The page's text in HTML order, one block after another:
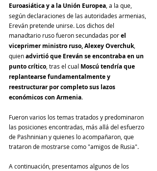
Euroasiática y a la Unión Europea , a la que,
según declaraciones de las autoridades armenias,
Ereván pretende unirse. Los dichos del
manadtario ruso fueron secundadas por el
viceprimer ministro ruso, Alexey Overchuk
quien advirtió que Ereván se encontraba en un
punto crítico , tras el cual Moscú tendría que
replantearse fundamentalmente y
reestructurar por completo sus lazos
económicos con Armenia.
Fueron varios los temas tratados y predominaron
las posiciones encontradas, más allá del esfuerzo
de Pashninian y quienes lo acompañaron, que
trataron de mostrarse como "amigos de Rusia".
A continuación, presentamos algunos de los